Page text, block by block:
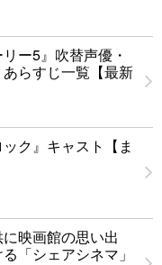
リー5』吹替声優・
らすじ一覧【最新
ク』キャスト【ま
映画館の思い出
「シェアシネマ」